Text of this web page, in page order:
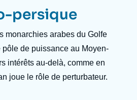
persique
monarchies arabes du Golfe
pôle de puissance au Moyen-
intérêts au-delà, comme en
joue le rôle de perturbateur.